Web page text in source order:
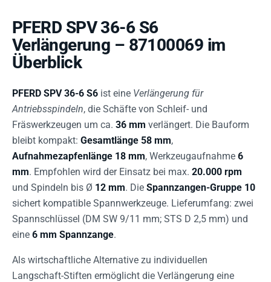
PFERD SPV 36-6 S6
Verlängerung – 87100069 im
Überblick
PFERD SPV 36-6 S6 ist eine Verlängerung für
Antriebsspindeln, die Schäfte von Schleif- und
Fräswerkzeugen um ca. 36 mm verlängert. Die Bauform
bleibt kompakt: Gesamtlänge 58 mm,
Aufnahmezapfenlänge 18 mm, Werkzeugaufnahme 6
mm. Empfohlen wird der Einsatz bei max. 20.000 rpm
und Spindeln bis Ø 12 mm. Die Spannzangen-Gruppe 10
sichert kompatible Spannwerkzeuge. Lieferumfang: zwei
Spannschlüssel (DM SW 9/11 mm; STS D 2,5 mm) und
eine 6 mm Spannzange.
Als wirtschaftliche Alternative zu individuellen
Langschaft-Stiften ermöglicht die Verlängerung eine